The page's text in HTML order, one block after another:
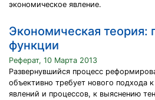
экономическое явление.
Экономическая теория:
функции
Реферат, 10 Марта 2013
Развернувшийся процесс
объективно требует нового подхода
явлений и процессов, к выяснению